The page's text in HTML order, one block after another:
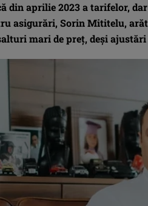
din aprilie 2023 a tarifelor,
asigurări, Sorin Mititelu,
mari de preț, deși